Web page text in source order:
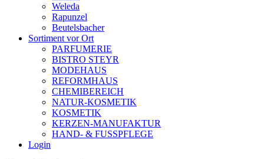
Weleda
Rapunzel
Beutelsbacher
Sortiment vor Ort
PARFUMERIE
BISTRO STEYR
MODEHAUS
REFORMHAUS
CHEMIBEREICH
NATUR-KOSMETIK
KOSMETIK
KERZEN-MANUFAKTUR
HAND- & FUSSPFLEGE
Login